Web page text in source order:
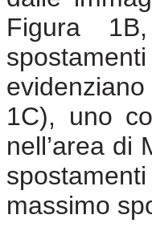
Figura
1C), uno
nell’area di
massimo